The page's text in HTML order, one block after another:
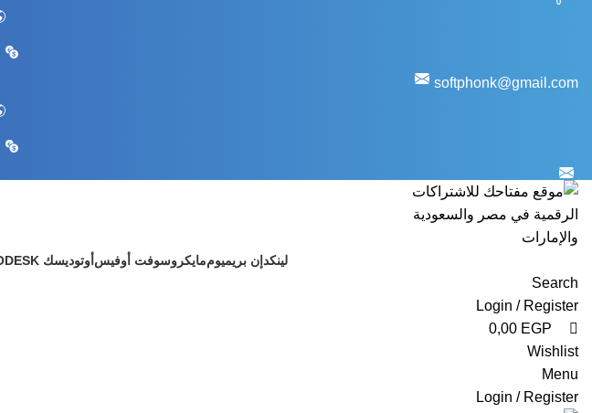
softphonk@gmail.com
لينكدإن بريميوممايكروسوفت أوفيس أوتوديسك AUTODESK
Search
Login / Register
0
0,00 EGP
Wishlist
Menu
Login / Register
0